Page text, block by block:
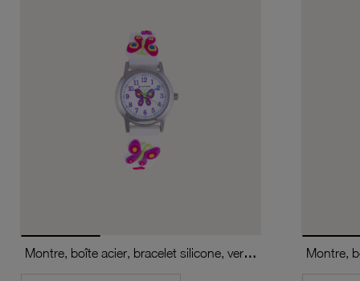
Montre, boîte acier, bracelet silicone, verre minéral, kids